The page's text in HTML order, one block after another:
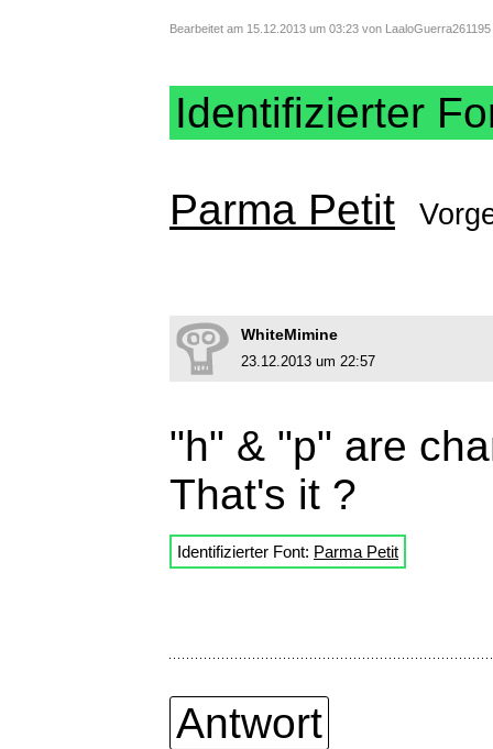
Bearbeitet am 15.12.2013 um 03:23 von LaaloGuerra261195
Identifizierter
Parma Petit
WhiteMimine
23.12.2013 um 22:57
"h" & "p" are
That's it ?
Identifizierter Font: Parma Petit
Antwort